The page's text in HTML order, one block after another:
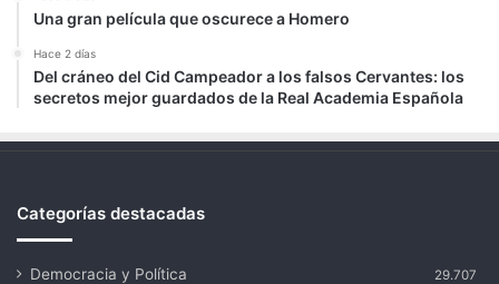
Una gran película que oscurece a Homero
Hace 2 días
Del cráneo del Cid Campeador a los falsos Cervantes: los
secretos mejor guardados de la Real Academia Española
Categorías destacadas
Democracia y Política 29.707